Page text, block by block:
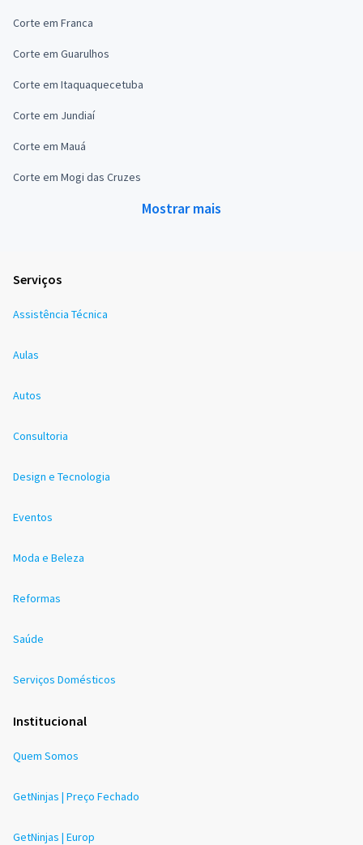
Corte em Franca
Corte em Guarulhos
Corte em Itaquaquecetuba
Corte em Jundiaí
Corte em Mauá
Corte em Mogi das Cruzes
Mostrar mais
Serviços
Assistência Técnica
Aulas
Autos
Consultoria
Design e Tecnologia
Eventos
Moda e Beleza
Reformas
Saúde
Serviços Domésticos
Institucional
Quem Somos
GetNinjas | Preço Fechado
GetNinjas | Europ